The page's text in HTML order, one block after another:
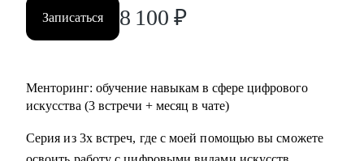
Записаться 8 100 ₽
Менторинг: обучение навыкам в сфере цифрового
искусства (3 встречи + месяц в чате)
Серия из 3х встреч, где с моей помощью вы сможете